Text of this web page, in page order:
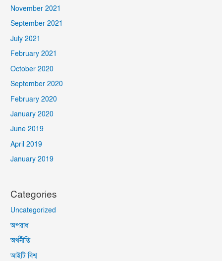
November 2021
September 2021
July 2021
February 2021
October 2020
September 2020
February 2020
January 2020
June 2019
April 2019
January 2019
Categories
Uncategorized
অপরাধ
অর্থনীতি
আইটি বিশ্ব